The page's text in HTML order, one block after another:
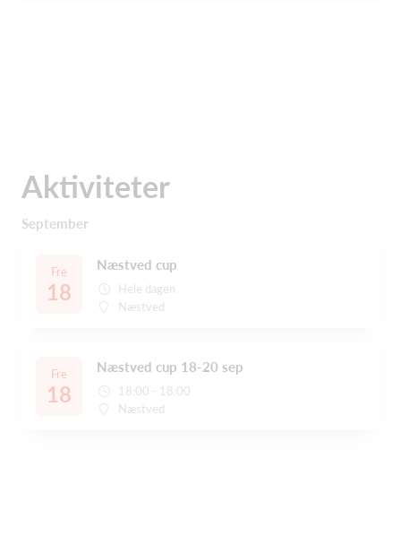
Aktiviteter
September
Fre
18
Næstved cup
Hele dagen
Næstved
Fre
18
Næstved cup 18-20 sep
18:00 - 18:00
Næstved